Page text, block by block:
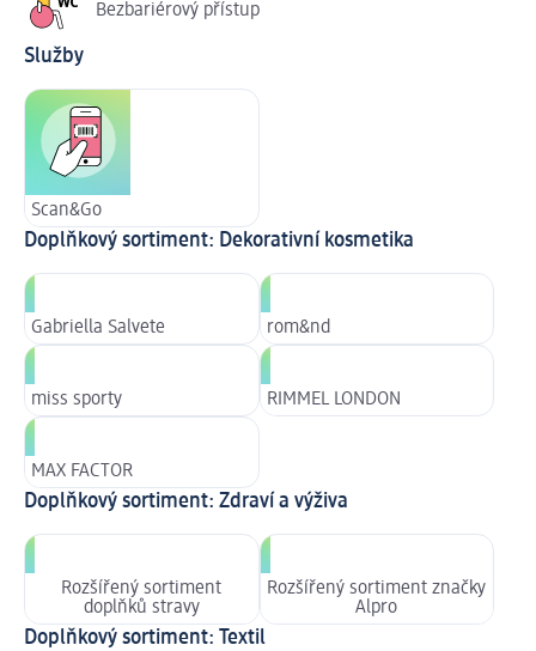
Bezbariérový přístup
Služby
Scan&Go
Doplňkový sortiment: Dekorativní kosmetika
Gabriella Salvete rom&nd
miss sporty RIMMEL LONDON
MAX FACTOR
Doplňkový sortiment: Zdraví a výživa
Rozšířený sortiment
doplňků stravy
Rozšířený sortiment značky
Alpro
Doplňkový sortiment: Textil